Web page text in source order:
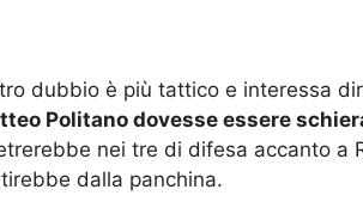
dubbio è più tattico e interessa
Politano dovesse essere
nei tre di difesa accanto a
dalla panchina.